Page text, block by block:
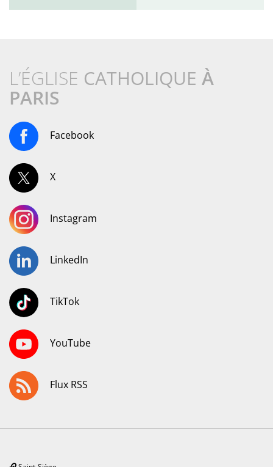
L’ÉGLISE CATHOLIQUE À
PARIS
Facebook
X
Instagram
LinkedIn
TikTok
YouTube
Flux RSS